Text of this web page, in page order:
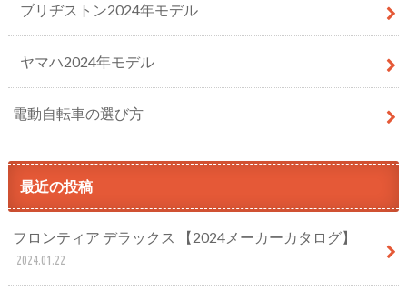
ブリヂストン2024年モデル
ヤマハ2024年モデル
電動自転車の選び方
最近の投稿
フロンティア デラックス 【2024メーカーカタログ】
2024.01.22